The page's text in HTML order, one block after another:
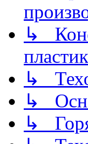
↳
↳
↳
↳